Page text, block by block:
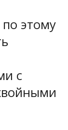
этому
с